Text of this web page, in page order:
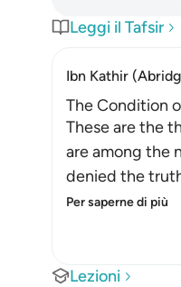
Leggi il Tafsir
Ibn Kathir
The Condition
These are the
are among the
denied the
Per saperne di più
Lezioni